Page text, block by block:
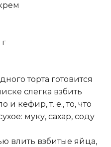
торта готовится
слегка взбить
и кефир, т. е., то, что
муку, сахар, соду
влить взбитые яйца,